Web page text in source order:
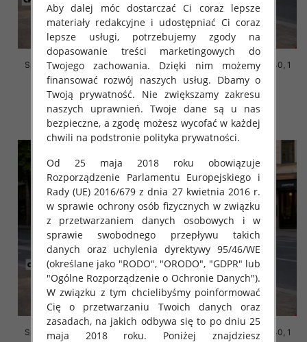
Spodenki męskie Roz 30-40, 1
Kolor Paczka 10 szt
44.00 zł
szczegóły
Spodenki męskie Roz 30-40, 1
Kolor Paczka 10 szt
44.00 zł
szczegóły
Spodenki męskie Roz 30-40, 1
Spodenki męskie Roz 30-40, 1
Aby dalej móc dostarczać Ci coraz lepsze
materiały redakcyjne i udostępniać Ci coraz
lepsze usługi, potrzebujemy zgody na
dopasowanie treści marketingowych do
Twojego zachowania. Dzięki nim możemy
finansować rozwój naszych usług. Dbamy o
Twoją prywatność. Nie zwiększamy zakresu
naszych uprawnień. Twoje dane są u nas
bezpieczne, a zgodę możesz wycofać w każdej
chwili na podstronie polityka prywatności.
Od 25 maja 2018 roku obowiązuje
Rozporządzenie Parlamentu Europejskiego i
Rady (UE) 2016/679 z dnia 27 kwietnia 2016 r.
w sprawie ochrony osób fizycznych w związku
z przetwarzaniem danych osobowych i w
sprawie swobodnego przepływu takich
danych oraz uchylenia dyrektywy 95/46/WE
(określane jako "RODO", "ORODO", "GDPR" lub
"Ogólne Rozporządzenie o Ochronie Danych").
W związku z tym chcielibyśmy poinformować
Cię o przetwarzaniu Twoich danych oraz
zasadach, na jakich odbywa się to po dniu 25
maja 2018 roku. Poniżej znajdziesz